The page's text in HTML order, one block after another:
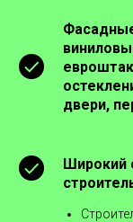
двери,
Широкий